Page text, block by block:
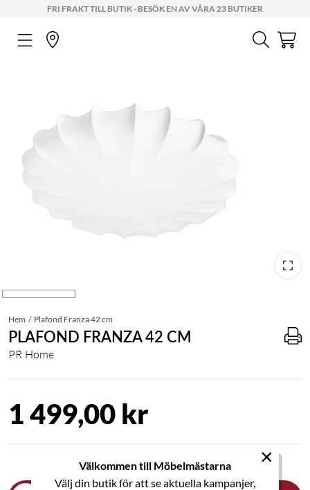
FRI FRAKT TILL BUTIK - BESÖK EN AV VÅRA 23 BUTIKER
Välkommen till Möbelmästarna
Välj din butik för att se aktuella kampanjer,
×
Hem Plafond Franza 42 cm
PLAFOND FRANZA 42 CM
PR Home
1 499,00 kr